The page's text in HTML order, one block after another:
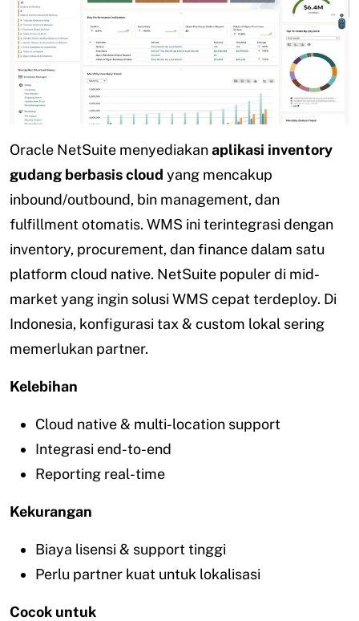
Oracle NetSuite menyediakanaplikasi inventory
gudang berbasis cloud yang mencakup
inbound/outbound, bin management, dan
fulfillment otomatis. WMS ini terintegrasi dengan
inventory, procurement, dan finance dalam satu
platform cloud native. NetSuite populer di mid-
market yang ingin solusi WMS cepat terdeploy. Di
Indonesia, konfigurasi tax & custom lokal sering
memerlukan partner.
Kelebihan
Cloud native & multi-location support
Integrasi end-to-end
Reporting real-time
Kekurangan
Biaya lisensi & support tinggi
Perlu partner kuat untuk lokalisasi
Cocok untuk